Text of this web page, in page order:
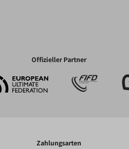
Offizieller Partner
Zahlungsarten